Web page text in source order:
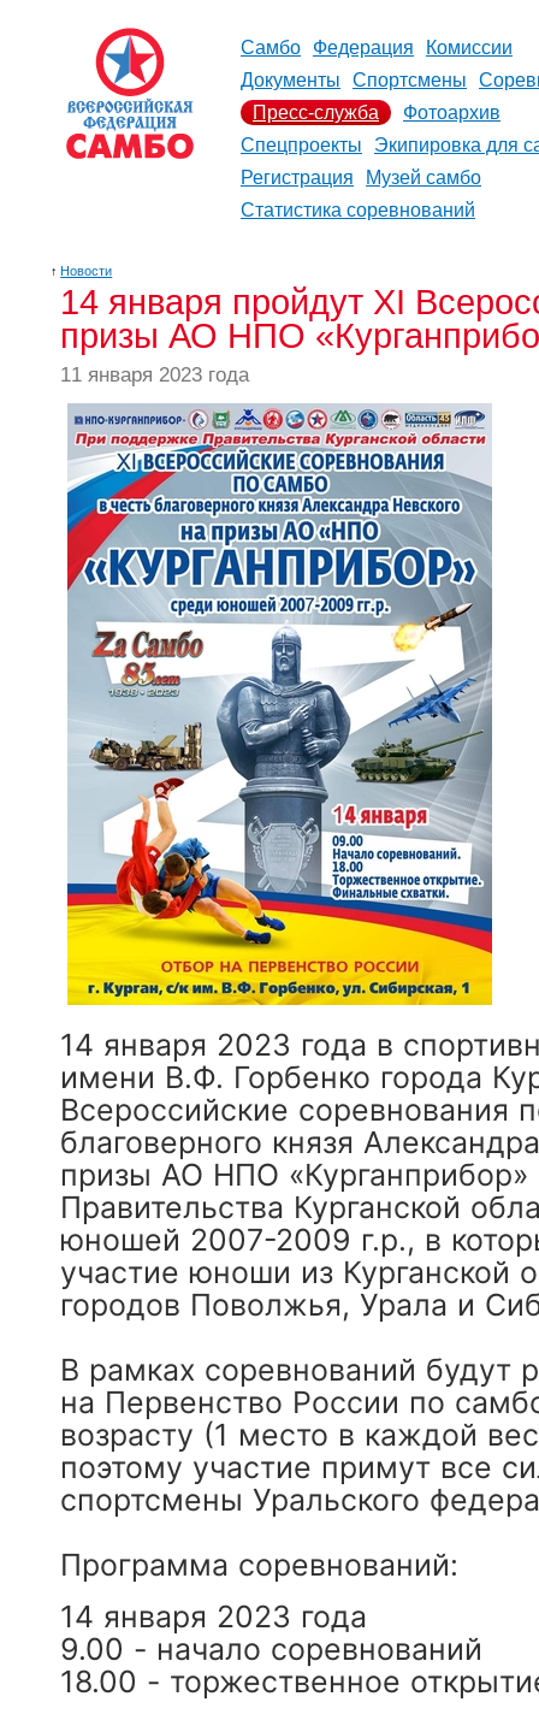
Самбо Федерация
Комиссии
Документы
Спортсмены
Пресс-служба
Фотоархив
Спецпроекты
Экипировка для
Регистрация
Музей самбо
Статистика соревнований
↑ Новости
14 января пройдут ХI
призы АО НПО
11 января 2023 года
14 января 2023 года в
имени В.Ф. Горбенко города
Всероссийские соревнования
благоверного князя
призы АО НПО
Правительства Курганской
юношей 2007-2009 г.р., в
участие юноши из Курганской
городов Поволжья, Урала и
В рамках соревнований будут
на Первенство России по
возрасту (1 место в каждой
поэтому участие примут все
спортсмены Уральского
Программа соревнований:
14 января 2023 года
9.00 - начало соревнований
18.00 - торжественное